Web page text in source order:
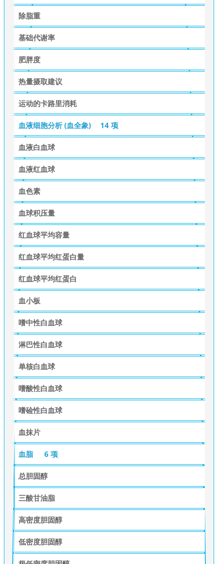
除脂重
基础代谢率
肥胖度
热量摄取建议
运动的卡路里消耗
血液细胞分析 (血全象) 14 项
血液白血球
血液红血球
血色素
血球积压量
红血球平均容量
红血球平均红蛋白量
红血球平均红蛋白
血小板
嗜中性白血球
淋巴性白血球
单核白血球
嗜酸性白血球
嗜硷性白血球
血抹片
血脂 6 项
总胆固醇
三酸甘油脂
高密度胆固醇
低密度胆固醇